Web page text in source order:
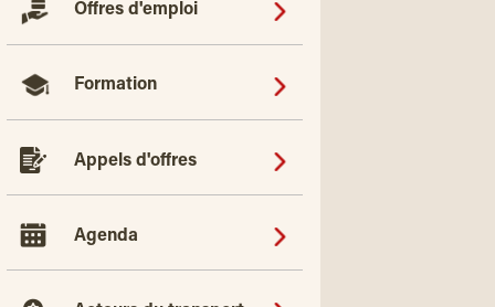
Offres d'emploi
Formation
Appels d'offres
Agenda